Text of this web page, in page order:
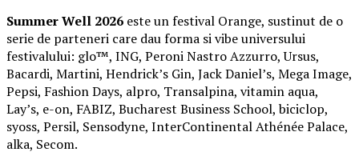
Summer Well 2026 este un festival Orange, sustinut de o
serie de parteneri care dau forma si vibe universului
festivalului: glo™, ING, Peroni Nastro Azzurro, Ursus,
Bacardi, Martini, Hendrick’s Gin, Jack Daniel’s, Mega Image,
Pepsi, Fashion Days, alpro, Transalpina, vitamin aqua,
Lay’s, e-on, FABIZ, Bucharest Business School, biciclop,
syoss, Persil, Sensodyne, InterContinental Athénée Palace,
alka, Secom.